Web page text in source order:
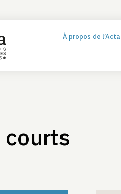
À propos de l’Acta